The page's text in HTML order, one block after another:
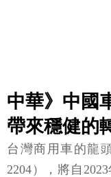
中華》中國
帶來穩健的
台灣商用車的龍
2204），將自